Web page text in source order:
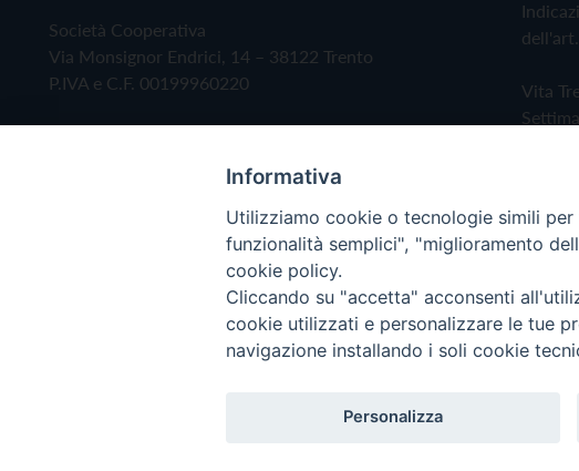
Società Cooperativa
Via Monsignor Endrici, 14 – 38122 Trento
P.IVA e C.F. 00199960220
Vita
Copyright © 2019 - Tutti i diritti riservati - Vita Trentina
Informativa
Utilizziamo cookie o tecnologie simili
funzionalità semplici", "miglioramento
cookie policy.
Cliccando su "accetta" acconsenti
cookie utilizzati e personalizzare le tue
navigazione installando i soli cookie
Personalizza